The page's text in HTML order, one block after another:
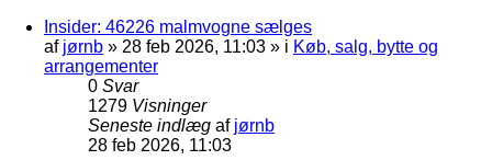
Insider: 46226 malmvogne sælges
af jørnb » 28 feb 2026, 11:03 » i Køb, salg, bytte og
arrangementer
0 Svar
1279 Visninger
Seneste indlæg af jørnb
28 feb 2026, 11:03